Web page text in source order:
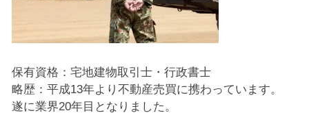
保有資格：宅地建物取引士・行政書士
略歴：平成13年より不動産売買に携わっています。
遂に業界20年目となりました。